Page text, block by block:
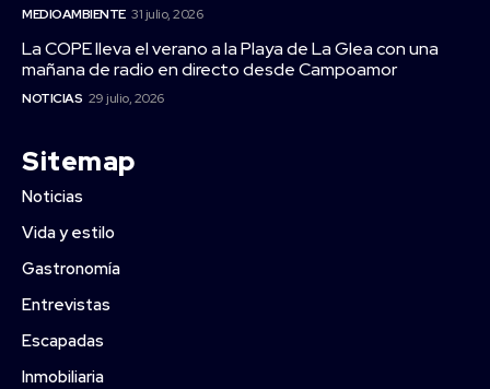
MEDIOAMBIENTE 31 julio, 2026
La COPE lleva el verano a la Playa de La Glea con una
mañana de radio en directo desde Campoamor
NOTICIAS 29 julio, 2026
Sitemap
Noticias
Vida y estilo
Gastronomía
Entrevistas
Escapadas
Inmobiliaria